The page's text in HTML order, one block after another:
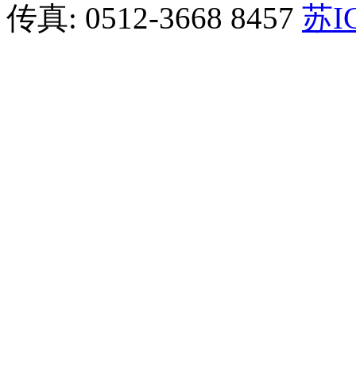
传真: 0512-3668 8457 苏